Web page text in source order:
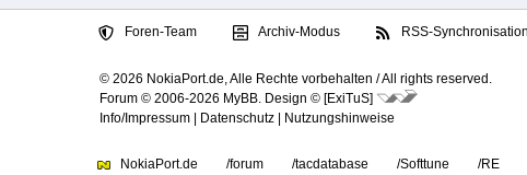
Foren-Team Archiv-Modus RSS-Synchronisation
© 2026 NokiaPort.de, Alle Rechte vorbehalten /All rights reserved.
Forum © 2006-2026 MyBB
Design © [ExiTuS]
Info/Impressum
Datenschutz Nutzungshinweise
NokiaPort.de /forum /tacdatabase /Softtune /RE